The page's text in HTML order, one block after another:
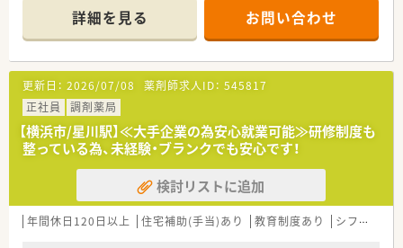
急性期から回復期リハビリテーションまでに対応できる病院で
す。
■大手医療グループIMSグループの病院です。IMSグループは「や
りがいを感じながら働きたい」という想いに応えられるよう、職
場環境を整えています。
■24時間対応の託児所を完備しています。
■小学校低学年のお子様は学童保育の利用も可能です
■食堂も2023年にリニューアルされています
≪業務内容≫
■入院患者様の調剤、監査、注射調剤業務
■病棟業務も行っています
■夜勤はありません
■早番、遅番はありません日祝含む8:30～17:30週5日のシフト
詳細を見る お問い合わせ
更新日： 2026/07/08 薬剤師求人ID： 545817
正社員
調剤薬局
【横浜市/星川駅】≪大手企業の為安心就業可能≫研修制度も
整っている為、未経験・ブランクでも安心です！
検討リストに追加
年間休日120日以上 住宅補助(手当)あり 教育制度あり シフト制